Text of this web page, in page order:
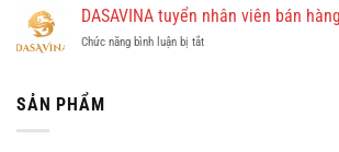
Định
Online
theo
cho
nghiệp
An
Thủ
DASAVINA tuyển nhân viên bán hàng
Chức năng bình luận bị tắtở
SẢN PHẨM